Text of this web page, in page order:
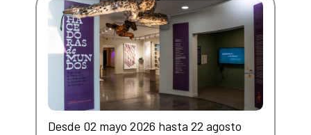
Desde 02 mayo 2026 hasta 22 agosto